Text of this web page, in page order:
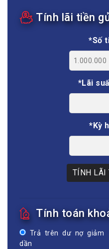
Tính lãi tiền
*Số
*Lãi
*Kỳ
TÍNH LÃI
Tính toán
Trả trên dư nợ giảm
dần